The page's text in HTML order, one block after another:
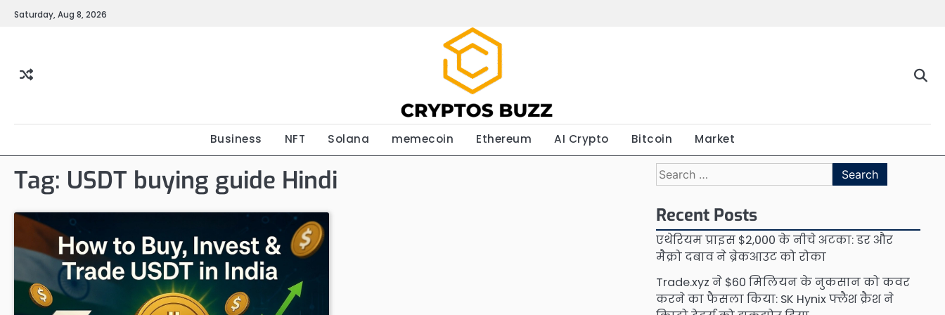
SkipSaturday, Aug 8, 2026
Business NFT Solana memecoin Ethereum AI Crypto Bitcoin Market
Tag: USDT buying guide Hindi
Search
for:
Recent Posts
एथेरियम प्राइस $2,000 के नीचे अटका: डर और
मैक्रो दबाव ने ब्रेकआउट को रोका
Trade.xyz ने $60 मिलियन के नुकसान को कवर
करने का फैसला किया: SK Hynix फ्लैश क्रैश ने